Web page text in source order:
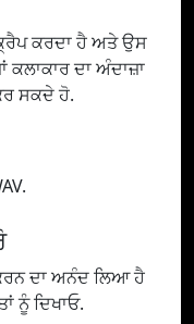
ਕਰਦਾ ਹੈ ਅਤੇ ਉਸ
ਕਲਾਕਾਰ ਦਾ ਅੰਦਾਜ਼ਾ
ਸਕਦੇ ਹੋ.
ਦਾ ਅਨੰਦ ਲਿਆ ਹੈ
ਨੂੰ ਦਿਖਾਓ.